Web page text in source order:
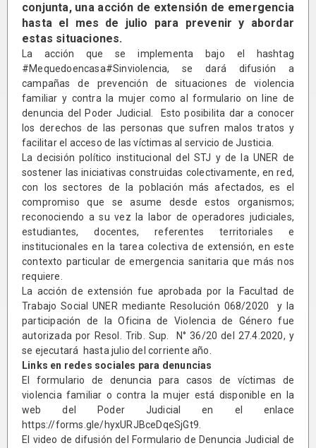
conjunta, una acción de extensión de emergencia
hasta el mes de julio para prevenir y abordar
estas situaciones.
La acción que se implementa bajo el hashtag
#Mequedoencasa#Sinviolencia, se dará difusión a
campañas de prevención de situaciones de violencia
familiar y contra la mujer como al formulario on line de
denuncia del Poder Judicial. Esto posibilita dar a conocer
los derechos de las personas que sufren malos tratos y
facilitar el acceso de las víctimas al servicio de Justicia.
La decisión político institucional del STJ y de la UNER de
sostener las iniciativas construidas colectivamente, en red,
con los sectores de la población más afectados, es el
compromiso que se asume desde estos organismos;
reconociendo a su vez la labor de operadores judiciales,
estudiantes, docentes, referentes territoriales e
institucionales en la tarea colectiva de extensión, en este
contexto particular de emergencia sanitaria que más nos
requiere.
La acción de extensión fue aprobada por la Facultad de
Trabajo Social UNER mediante Resolución 068/2020 y la
participación de la Oficina de Violencia de Género fue
autorizada por Resol. Trib. Sup. N° 36/20 del 27.4.2020, y
se ejecutará hasta julio del corriente año.
Links en redes sociales para denuncias
El formulario de denuncia para casos de víctimas de
violencia familiar o contra la mujer está disponible en la
web del Poder Judicial en el enlace
https://forms.gle/hyxURJBceDqeSjGt9.
El video de difusión del Formulario de Denuncia Judicial de